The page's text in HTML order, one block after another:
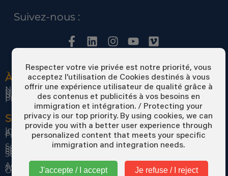
Respecter votre vie privée est notre priorité, vous
acceptez l'utilisation de Cookies destinés à vous
offrir une expérience utilisateur de qualité grâce à
des contenus et publicités à vos besoins en
immigration et intégration. / Protecting your
privacy is our top priority. By using cookies, we can
provide you with a better user experience through
personalized content that meets your specific
immigration and integration needs.
J'accepte / I accept Je refuse / I reject
Suivez-nous :
À PROPOS DU CSAI
Notre mission et nos valeurs
Notre équipe
Notre histoire
Politique de traitement des plaintes
Politique de confidentialité
SERVICES DU CSAI
Immigration, installation et intégration
Aide à l’emploi
Francisation
Soutien aux jeunes
Soutien aux femmes
Soutien aux familles
Soutien scolaire
Activités collectives
Jumelage interculturel
Objectif Intégration